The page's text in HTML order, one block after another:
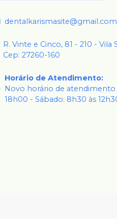
dentalkarismasite@gmail.com
R. Vinte e Cinco, 81 - 210 -
Cep: 27260-160
Horário de Atendimento:
Novo horário de atendimento
18h00 - Sábado: 8h30 às